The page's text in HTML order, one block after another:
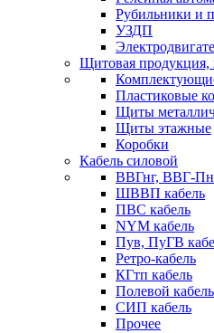
Рубильники и
УЗДП
Щитовая продукция,
Пластиковые
Щиты
Щиты этажные
Коробки
Кабель силовой
ВВГнг, ВВГ-
ШВВП кабель
ПВС кабель
NYM кабель
Пув, ПуГВ
Ретро-кабель
КГтп кабель
Полевой кабель
СИП кабель
Прочее